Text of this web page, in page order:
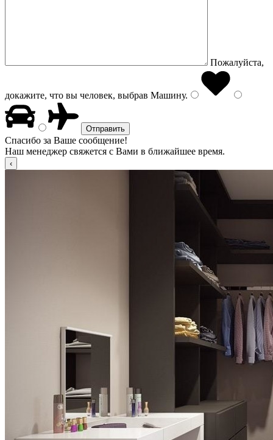
Пожалуйста,
докажите, что вы человек, выбрав Машину.
Спасибо за Ваше сообщение!
Наш менеджер свяжется с Вами в ближайшее время.